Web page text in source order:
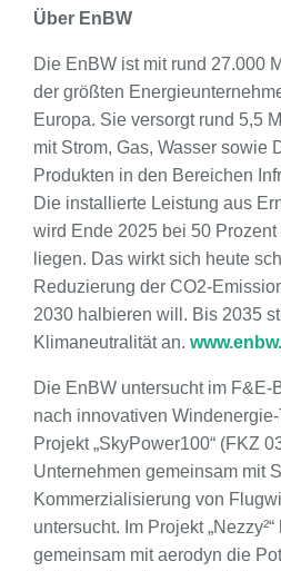
Über EnBW
Die EnBW ist mit rund 27.000
der größten
Europa. Sie versorgt rund 5,5
mit Strom, Gas, Wasser sowie
Produkten in den Bereichen
Die installierte Leistung aus
wird Ende 2025 bei 50
liegen. Das wirkt sich heute
Reduzierung der CO2-
2030 halbieren will. Bis 2035
Klimaneutralität an.
Die EnBW untersucht im F&E-
nach innovativen
Projekt „SkyPower100“ (FKZ
Unternehmen gemeinsam mit
Kommerzialisierung von
untersucht. Im Projekt
gemeinsam mit aerodyn die